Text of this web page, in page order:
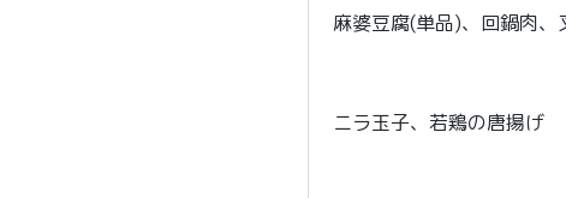
麻婆豆腐(単品)、回鍋肉、
ニラ玉子、若鶏の唐揚げ